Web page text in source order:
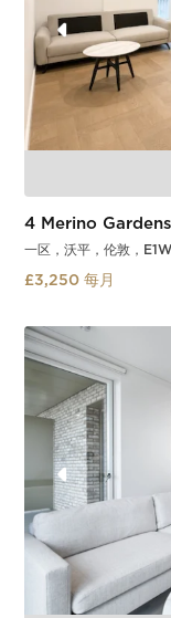
4 Merino
一区，沃平，伦敦，E1W
£3,250 每月
Slide 2 of 3.